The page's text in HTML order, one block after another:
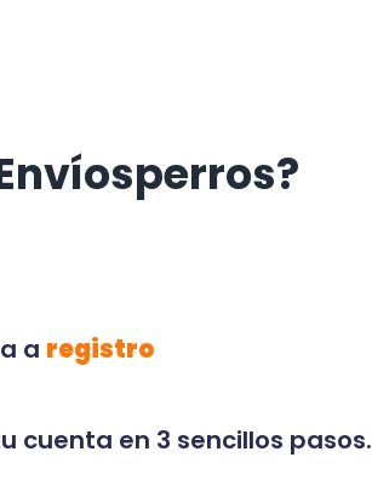
a registro
cuenta en 3 sencillos pasos.